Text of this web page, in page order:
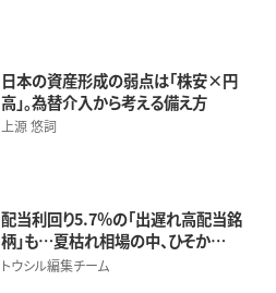
日本の資産形成の弱点は「株安×円
高」。為替介入から考える備え方
上源 悠詞
配当利回り5.7％の「出遅れ高配当銘
柄」も…夏枯れ相場の中、ひそか…
トウシル編集チーム